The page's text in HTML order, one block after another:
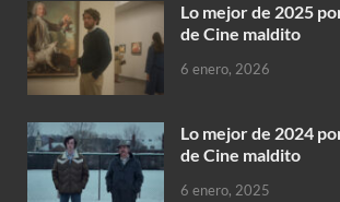
Lo mejor de 2025
de Cine maldito
6 enero, 2026
Lo mejor de 2024
de Cine maldito
6 enero, 2025